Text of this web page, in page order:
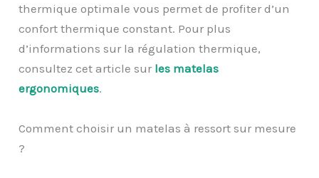
thermique optimale vous permet de profiter d’un
confort thermique constant. Pour plus
d’informations sur la régulation thermique,
consultez cet article sur les matelas
ergonomiques.
Comment choisir un matelas à ressort sur mesure
?